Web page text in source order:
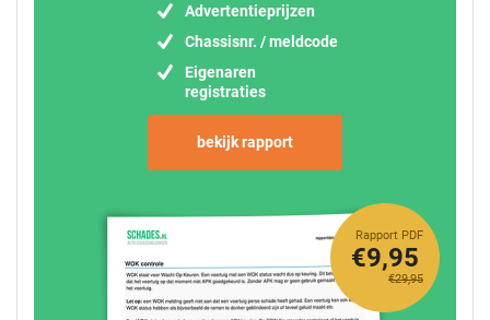
Advertentieprijzen
Chassisnr. / meldcode
Eigenaren
registraties
bekijk rapport
Rapport PDF
€29,95
€9,95